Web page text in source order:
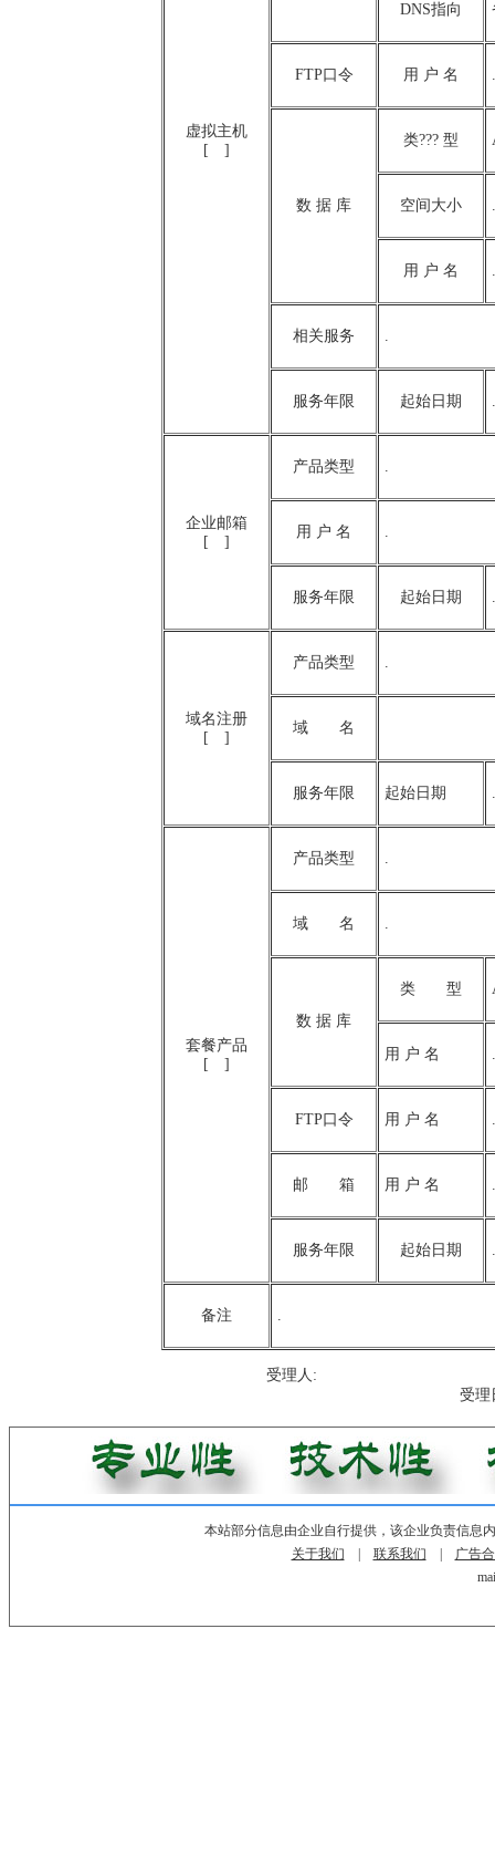
虚拟主机
[ ]
DNS指向
FTP口令 用 户 名 .
数 据 库
类??? 型
空间大小 .
用 户 名 .
相关服务 .
服务年限 起始日期 .
企业邮箱
[ ]
产品类型 .
用 户 名 .
服务年限 起始日期 .
域名注册
[ ]
产品类型 .
域 名
服务年限 起始日期 .
套餐产品
[ ]
产品类型 .
域 名 .
数 据 库
类 型
用 户 名 .
FTP口令 用 户 名 .
邮 箱 用 户 名 .
服务年限 起始日期 .
备注 .
受理人: 用
受理
本站部分信息由企业自行提供，该企业负责信息
关于我们
联系我们
广告